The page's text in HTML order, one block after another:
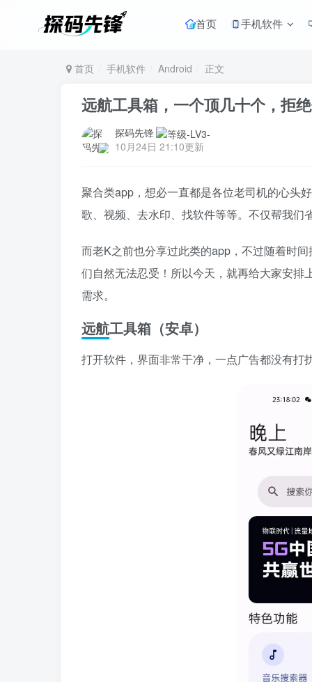
首页 手机软件
首页 手机软件 Android 正文
远航工具箱，一个顶几十个，拒
探码先锋
10月24日 21:10更新
聚合类app，想必一直都是各位老司机的心头
歌、视频、去水印、找软件等等。不仅帮我
而老K之前也分享过此类的app，不过随着时
们自然无法忍受！所以今天，就再给大家安
需求。
远航工具箱（安卓）
打开软件，界面非常干净，一点广告都没有打